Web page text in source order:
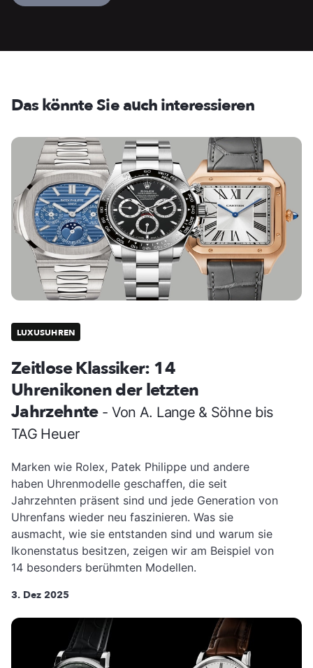
Das könnte Sie auch interessieren
LUXUSUHREN
Zeitlose Klassiker: 14
Uhrenikonen der letzten
Jahrzehnte - Von A. Lange & Söhne bis
TAG Heuer
Marken wie Rolex, Patek Philippe und andere
haben Uhrenmodelle geschaffen, die seit
Jahrzehnten präsent sind und jede Generation von
Uhrenfans wieder neu faszinieren. Was sie
ausmacht, wie sie entstanden sind und warum sie
Ikonenstatus besitzen, zeigen wir am Beispiel von
14 besonders berühmten Modellen.
3. Dez 2025